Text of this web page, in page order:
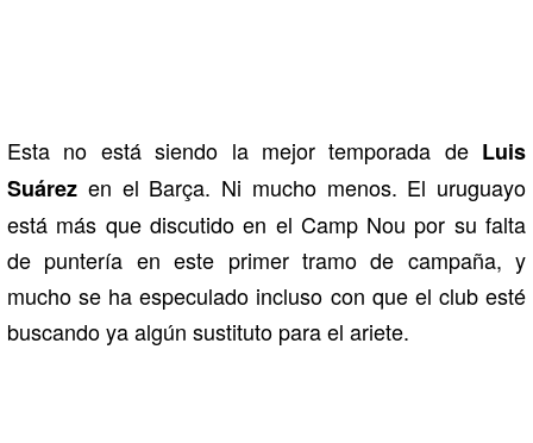
Esta no está siendo la mejor temporada de Luis
Suárez en el Barça. Ni mucho menos. El uruguayo
está más que discutido en el Camp Nou por su falta
de puntería en este primer tramo de campaña, y
mucho se ha especulado incluso con que el club esté
buscando ya algún sustituto para el ariete.